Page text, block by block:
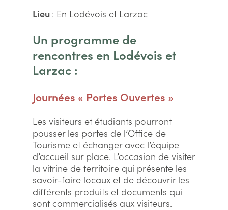
Lieu : En Lodévois et Larzac
Un programme de
rencontres en Lodévois et
Larzac :
Journées « Portes Ouvertes »
Les visiteurs et étudiants pourront
pousser les portes de l’Office de
Tourisme et échanger avec l’équipe
d’accueil sur place. L’occasion de visiter
la vitrine de territoire qui présente les
savoir-faire locaux et de découvrir les
différents produits et documents qui
sont commercialisés aux visiteurs.